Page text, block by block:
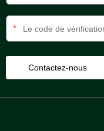
*